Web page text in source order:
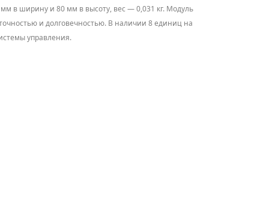
в ширину и 80 мм в высоту, вес — 0,031 кг. Модуль
и долговечностью. В наличии 8 единиц на
управления.